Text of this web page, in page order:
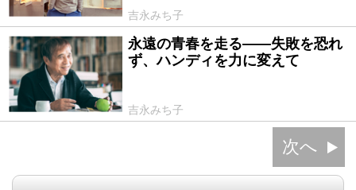
吉永みち子
2019/01/24
永遠の青春を走る――失敗を恐れ
ず、ハンディを力に変えて
吉永みち子
次へ